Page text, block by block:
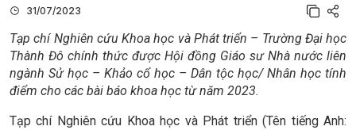
31/07/2023
Tạp chí Nghiên cứu Khoa học và Phát triển – Trường Đại học
Thành Đô chính thức được Hội đồng Giáo sư Nhà nước liên
ngành Sử học – Khảo cổ học – Dân tộc học/ Nhân học tính
điểm cho các bài báo khoa học từ năm 2023.
Tạp chí Nghiên cứu Khoa học và Phát triển (Tên tiếng Anh: